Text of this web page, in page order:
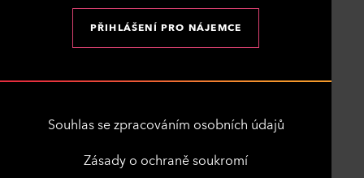
PŘIHLÁŠENÍ PRO NÁJEMCE
Souhlas se zpracováním osobních údajů
Zásady o ochraně soukromí